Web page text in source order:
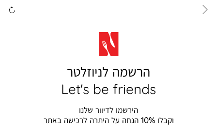
הרשמה לניוזלטר
Let's be friends
הירשמו לדיוור שלנו
וקבלו10% הנחה על היתרה לרכישה באתר